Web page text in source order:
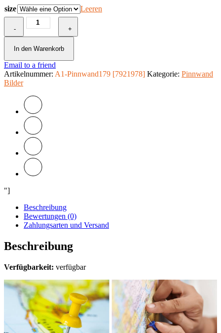
size Leeren
-
Korkbild
-
Rainbow
Map
Map]
Menge
+
In den Warenkorb
Email to a friend
Artikelnummer: A1-Pinnwand179 [7921978] Kategorie: Pinnwand
Bilder
"]
Beschreibung
Bewertungen (0)
Zahlungsarten und Versand
Beschreibung
Verfügbarkeit: verfügbar